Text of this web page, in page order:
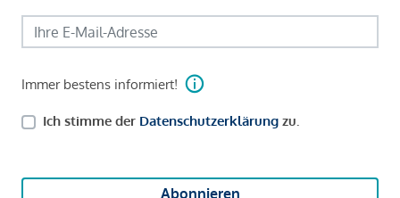
Immer bestens informiert!
Ich stimme der Datenschutzerklärung zu.
Abonnieren